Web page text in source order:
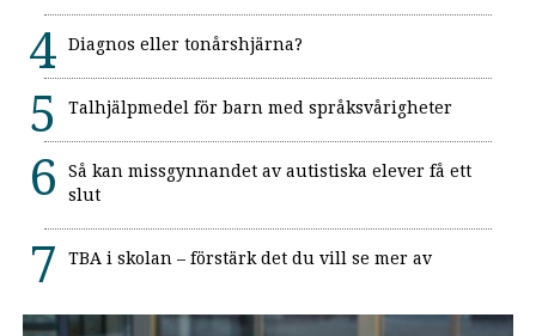
Diagnos eller tonårshjärna?
Talhjälpmedel för barn med språksvårigheter
Så kan missgynnandet av autistiska elever få ett
slut
TBA i skolan – förstärk det du vill se mer av